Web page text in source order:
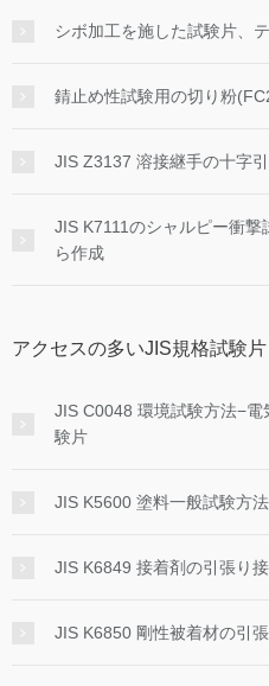
シボ加工を施した試験片、
錆止め性試験用の切り粉
JIS Z3137 溶接継手の十字
JIS K7111のシャルピー衝
ら作成
アクセスの多いJIS規格試験片
JIS C0048 環境試験方法−
験片
JIS K5600 塗料一般試験方
JIS K6849 接着剤の引張り
JIS K6850 剛性被着材の引